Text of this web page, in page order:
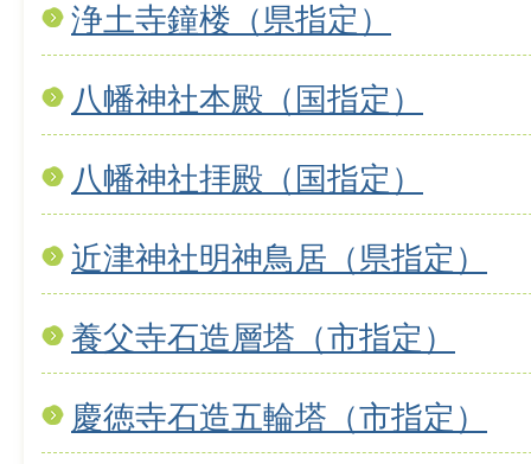
浄土寺鐘楼（県指定）
八幡神社本殿（国指定）
八幡神社拝殿（国指定）
近津神社明神鳥居（県指定）
養父寺石造層塔（市指定）
慶徳寺石造五輪塔（市指定）